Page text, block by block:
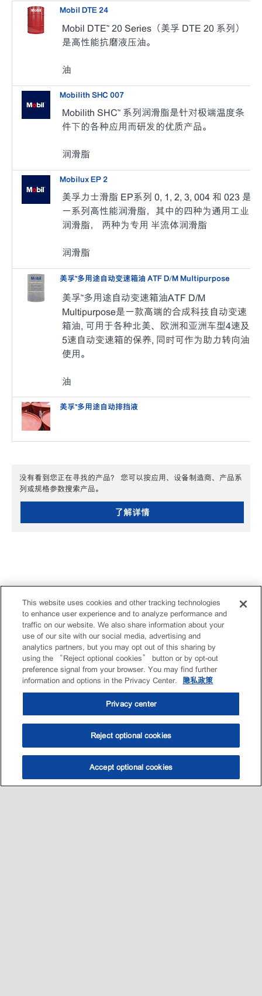
选油助手 查找门店
Mobil DTE 24
Mobil DTE™ 20 Series（美孚 DTE 20 系列）
是高性能抗磨液压油。
油
Mobilith SHC 007
Mobilith SHC™ 系列润滑脂是针对极端温度条
件下的各种应用而研发的优质产品。
润滑脂
Mobilux EP 2
美孚力士滑脂 EP系列 0, 1, 2, 3, 004 和 023 是
一系列高性能润滑脂，其中的四种为通用工业
润滑脂， 两种为专用 半流体润滑脂
润滑脂
美孚™多用途自动变速箱油 ATF D/M Multipurpose
美孚™多用途自动变速箱油ATF D/M
Multipurpose是一款高端的合成科技自动变速
箱油, 可用于各种北美、欧洲和亚洲车型4速及
5速自动变速箱的保养, 同时可作为助力转向油
使用。
油
美孚™️多用途自动排挡液
没有看到您正在寻找的产品？ 您可以按应用、设备制造商、产品系
列或规格参数搜索产品。
了解详情
This website uses cookies and other tracking technologies
to enhance user experience and to analyze performance and
traffic on our website. We also share information about your
use of our site with our social media, advertising and
analytics partners, but you may opt out of this sharing by
using the “Reject optional cookies” button or by opt-out
preference signal from your browser. You may find further
information and options in the Privacy Center.
隐私政策
Privacy center
Reject optional cookies
Accept optional cookies